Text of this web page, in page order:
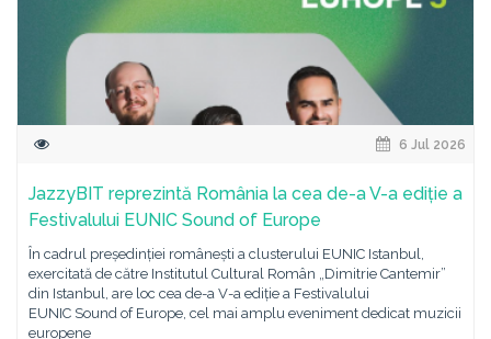
6 Jul 2026
JazzyBIT reprezintă România la cea de-a V-a ediție a
Festivalului EUNIC Sound of Europe
În cadrul președinției românești a clusterului EUNIC Istanbul,
exercitată de către Institutul Cultural Român „Dimitrie Cantemir”
din Istanbul, are loc cea de-a V-a ediție a Festivalului
EUNIC Sound of Europe, cel mai amplu eveniment dedicat muzicii
europene